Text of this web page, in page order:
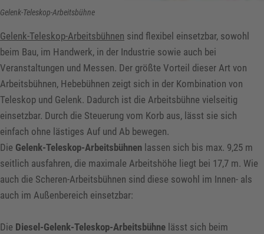
Gelenk-Teleskop-Arbeitsbühne
Gelenk-Teleskop-Arbeitsbühnen sind flexibel einsetzbar, sowohl
beim Bau, im Handwerk, in der Industrie sowie auch bei
Veranstaltungen und Messen. Der größte Vorteil dieser Art von
Arbeitsbühnen, Hebebühnen zeigt sich in der Kombination von
Teleskop und Gelenk. Dadurch ist die Arbeitsbühne vielseitig
einsetzbar. Durch die Steuerung vom Korb aus, lässt sie sich
einfach ohne lästiges Auf und Ab bewegen.
Die Gelenk-Teleskop-Arbeitsbühnen lassen sich bis max. 9,25 m
seitlich ausfahren, die maximale Arbeitshöhe liegt bei 17,7 m. Wie
auch die Scheren-Arbeitsbühnen sind diese sowohl im Innen- als
auch im Außenbereich einsetzbar:
Die Diesel-Gelenk-Teleskop-Arbeitsbühne lässt sich beim